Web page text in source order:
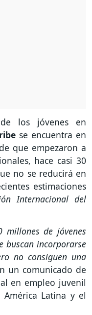
los jóvenes en
se encuentra en
que empezaron a
hace casi 30
no se reducirá en
estimaciones
Internacional del
millones de jóvenes
buscan incorporarse
no consiguen una
un comunicado de
en empleo juvenil
Latina y el